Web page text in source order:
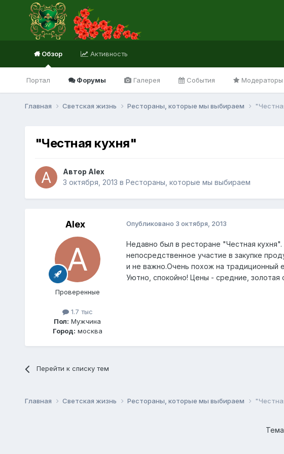
Обзор
Портал Форумы Галерея События Модераторы
Активность
Главная Светская жизнь Рестораны, которые мы выбираем
"Честная кухня"
Автор Alex
3 октября, 2013 в Рестораны, которые мы выбираем
Alex
Проверенные
1.7 тыс
Пол: Мужчина
Город: москва
Опубликовано 3 октября, 2013
Недавно был в ресторане "Честная
непосредственное участие в закупке
и не важно.Очень похож на традиционный
Уютно, спокойно! Цены - средние, золотая
Перейти к списку тем
Главная Светская жизнь Рестораны, которые мы выбираем